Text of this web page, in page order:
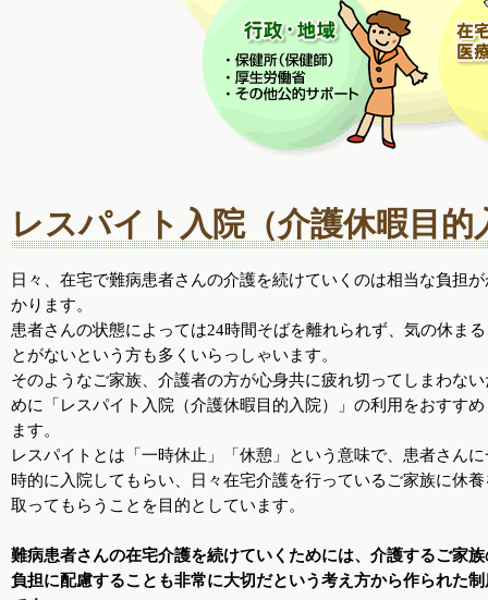
レスパイト入院（介護休暇目的
日々、在宅で難病患者さんの介護を続けていくのは相当な負担が
かります。
患者さんの状態によっては24時間そばを離れられず、気の休ま
とがないという方も多くいらっしゃいます。
そのようなご家族、介護者の方が心身共に疲れ切ってしまわない
めに「レスパイト入院（介護休暇目的入院）」の利用をおすすめ
ます。
レスパイトとは「一時休止」「休憩」という意味で、患者さんに
時的に入院してもらい、日々在宅介護を行っているご家族に休養
取ってもらうことを目的としています。
難病患者さんの在宅介護を続けていくためには、介護するご家族
負担に配慮することも非常に大切だという考え方から作られた制